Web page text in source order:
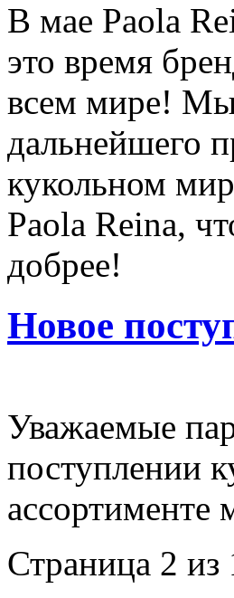
В мае Paola
это время
всем мире! Мы
дальнейшего
кукольном
Paola Reina,
добрее!
Новое
Уважаемые
поступлении
ассортименте
Страница 2 из